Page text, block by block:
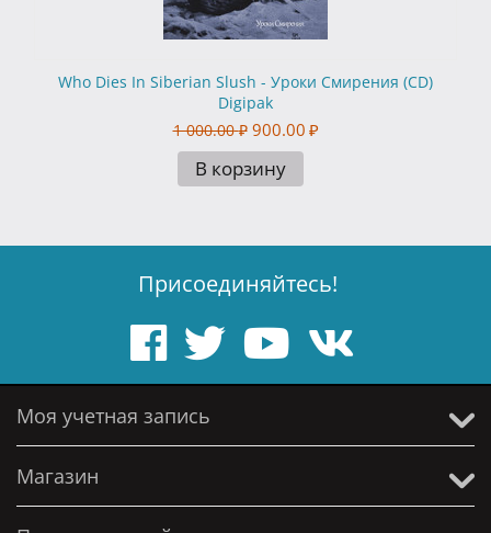
Who Dies In Siberian Slush - Уроки Смирения (CD)
Digipak
1 000.00 ₽ 900.00 ₽
В корзину
Присоединяйтесь!
Моя учетная запись
Магазин